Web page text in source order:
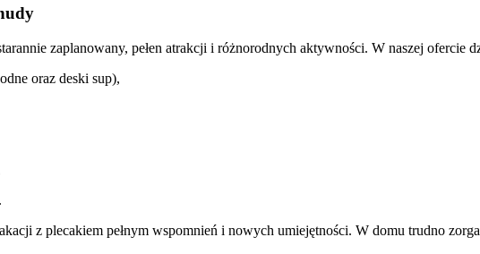
zaplanowany, pełen atrakcji i różnorodnych aktywności. W naszej ofercie
oraz deski sup),
z plecakiem pełnym wspomnień i nowych umiejętności. W domu trudno